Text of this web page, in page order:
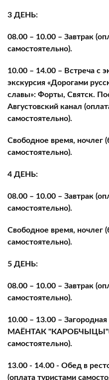
3 ДЕНЬ:
08.00 – 10.00 – Завтрак
самостоятельно).
10.00 – 14.00 – Встреча с
экскурсия «Дорогами
славы»: Форты, Святск.
Августовский канал
самостоятельно).
Свободное время, ночлег
самостоятельно).
4 ДЕНЬ:
08.00 – 10.00 – Завтрак
самостоятельно).
Свободное время, ночлег
самостоятельно).
5 ДЕНЬ:
08.00 – 10.00 – Завтрак
самостоятельно).
10.00 – 13.00 –
МАЁНТАК
самостоятельно).
13.00 - 14.00 - Обед в
(оплата туристами